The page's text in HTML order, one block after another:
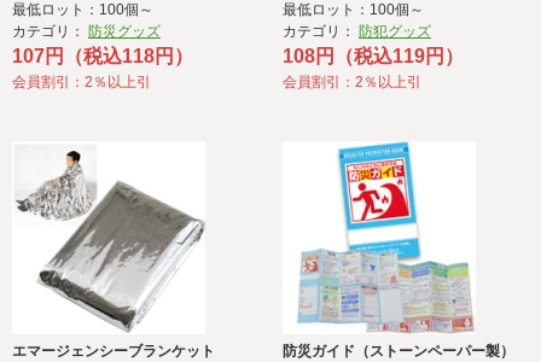
最低ロット：100個～
カテゴリ： 防災グッズ
107円（税込118円）
会員割引：2％以上引
最低ロット：100個～
カテゴリ： 防犯グッズ
108円（税込119円）
会員割引：2％以上引
エマージェンシーブランケット 防災ガイド（ストーンペーパー製）